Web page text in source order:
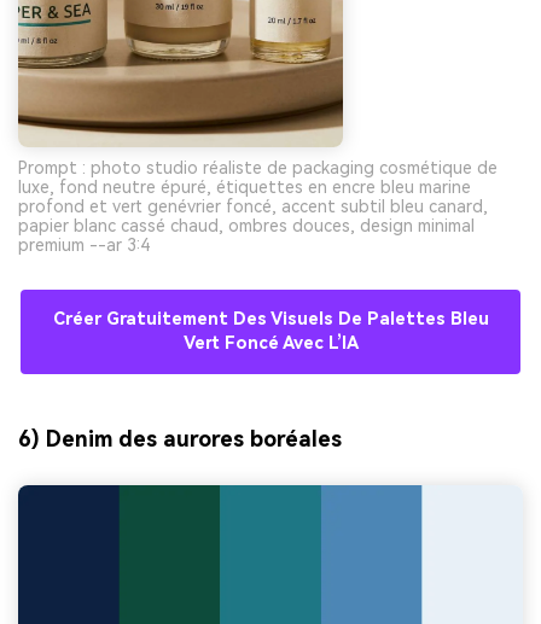
Prompt : photo studio réaliste de packaging cosmétique de
luxe, fond neutre épuré, étiquettes en encre bleu marine
profond et vert genévrier foncé, accent subtil bleu canard,
papier blanc cassé chaud, ombres douces, design minimal
premium --ar 3:4
Créer Gratuitement Des Visuels De Palettes Bleu
Vert Foncé Avec L’IA
6) Denim des aurores boréales